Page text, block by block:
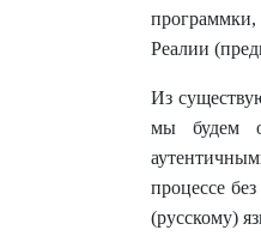
программки,
Реалии
Из
мы будем
процессе
(русскому)